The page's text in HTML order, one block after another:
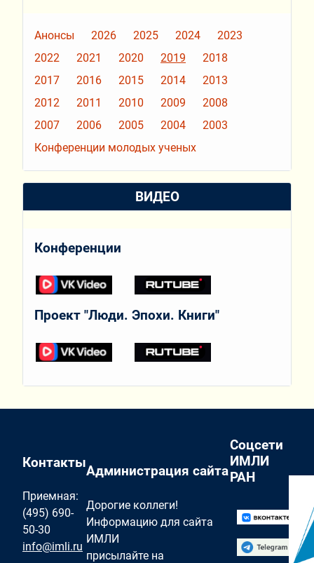
Анонсы 2026 2025 2024
2023
2022
2021 2020 2019
2018
2017
2016 2015 2014
2013
2012
2011 2010 2009
2008
2007
2006 2005 2004
2003
Конференции молодых ученых
ВИДЕО
Конференции
Проект "Люди. Эпохи. Книги"
Контакты
Приемная:
(495) 690-
50-30
info@imli.ru
Администрация сайта
Дорогие коллеги!
Информацию для сайта
ИМЛИ
присылайте на
Соцсети
ИМЛИ
РАН